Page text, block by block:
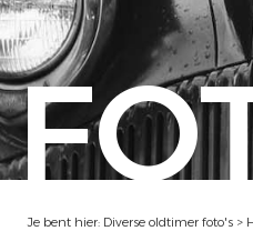
Je bent hier: Diverse oldtimer foto's >